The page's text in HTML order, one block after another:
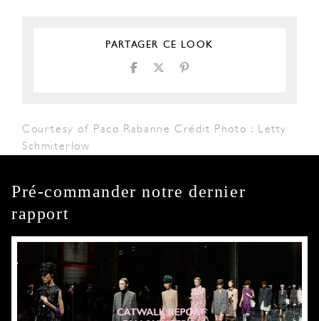
PARTAGER CE LOOK
Courtesy of Paco Rabanne Crédit Photo : Letty
Schmiterlow
Pré-commander notre dernier
rapport